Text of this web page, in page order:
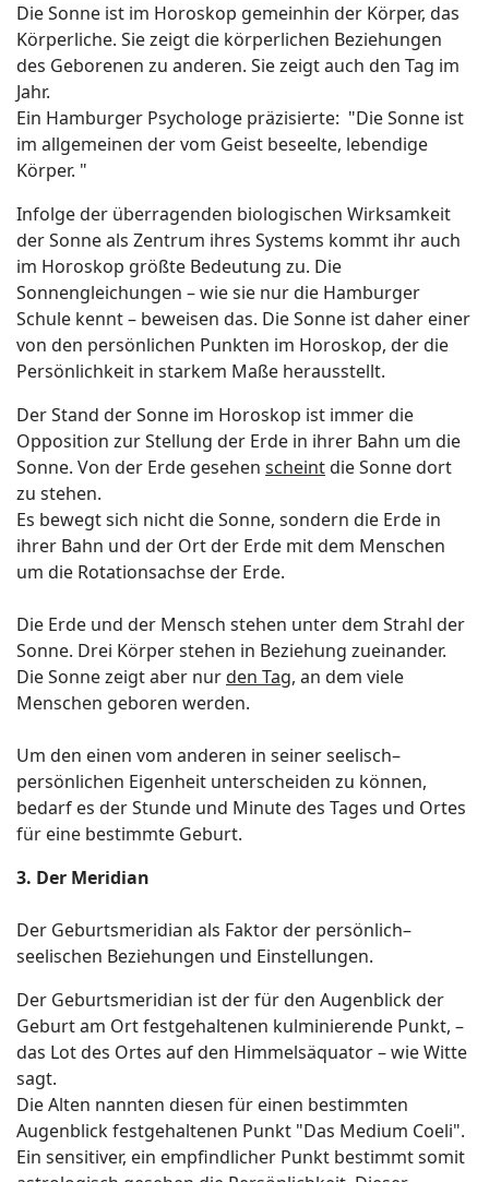
Die Sonne ist im Horoskop gemeinhin der Körper, das
Körperliche. Sie zeigt die körperlichen Beziehungen
des Geborenen zu anderen. Sie zeigt auch den Tag im
Jahr.
Ein Hamburger Psychologe präzisierte: "Die Sonne ist
im allgemeinen der vom Geist beseelte, lebendige
Körper. "
Infolge der überragenden biologischen Wirksamkeit
der Sonne als Zentrum ihres Systems kommt ihr auch
im Horoskop größte Bedeutung zu. Die
Sonnengleichungen – wie sie nur die Hamburger
Schule kennt – beweisen das. Die Sonne ist daher einer
von den persönlichen Punkten im Horoskop, der die
Persönlichkeit in starkem Maße herausstellt.
Der Stand der Sonne im Horoskop ist immer die
Opposition zur Stellung der Erde in ihrer Bahn um die
Sonne. Von der Erde gesehen scheintdie Sonne dort
zu stehen.
Es bewegt sich nicht die Sonne, sondern die Erde in
ihrer Bahn und der Ort der Erde mit dem Menschen
um die Rotationsachse der Erde.
Die Erde und der Mensch stehen unter dem Strahl der
Sonne. Drei Körper stehen in Beziehung zueinander.
Die Sonne zeigt aber nurden Tag, an dem viele
Menschen geboren werden.
Um den einen vom anderen in seiner seelisch–
persönlichen Eigenheit unterscheiden zu können,
bedarf es der Stunde und Minute des Tages und Ortes
für eine bestimmte Geburt.
3. Der Meridian
Der Geburtsmeridian als Faktor der persönlich–
seelischen Beziehungen und Einstellungen.
Der Geburtsmeridian ist der für den Augenblick der
Geburt am Ort festgehaltenen kulminierende Punkt, –
das Lot des Ortes auf den Himmelsäquator – wie Witte
sagt.
Die Alten nannten diesen für einen bestimmten
Augenblick festgehaltenen Punkt "Das Medium Coeli".
Ein sensitiver, ein empfindlicher Punkt bestimmt somit